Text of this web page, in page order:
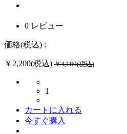
0 レビュー
価格(税込) :
￥2,200(税込) ￥4,180(税込)
1
カートに入れる
今すぐ購入